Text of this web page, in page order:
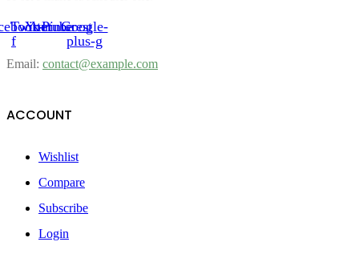
f
Twitter
Youtube
Pinterest
Google-
plus-g
Email: contact@example.com
ACCOUNT
Wishlist
Compare
Subscribe
Login